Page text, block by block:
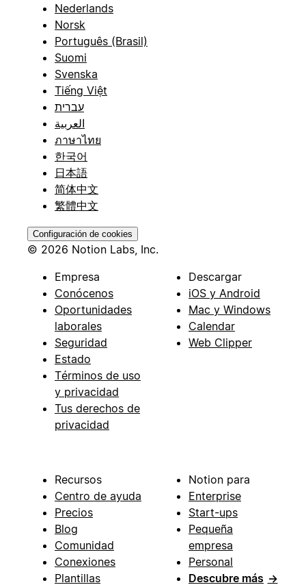
Nederlands
Norsk
Português (Brasil)
Suomi
Svenska
Tiếng Việt
עברית
العربية
ภาษาไทย
한국어
日本語
简体中文
繁體中文
Configuración de cookies
© 2026 Notion Labs, Inc.
Empresa
Conócenos
Oportunidades
laborales
Seguridad
Estado
Términos de uso
y privacidad
Tus derechos de
privacidad
Descargar
iOS y Android
Mac y Windows
Calendar
Web Clipper
Recursos
Centro de ayuda
Precios
Blog
Comunidad
Conexiones
Plantillas
Notion para
Enterprise
Start-ups
Pequeña
empresa
Personal
Descubre más →